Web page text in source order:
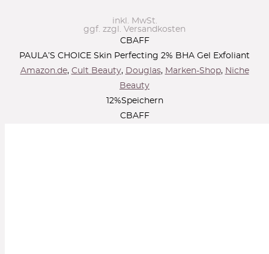
inkl. MwSt.
ggf. zzgl. Versandkosten
CBAFF
PAULA’S CHOICE Skin Perfecting 2% BHA Gel Exfoliant
Amazon.de, Cult Beauty, Douglas, Marken-Shop, Niche
Beauty
12%Speichern
CBAFF